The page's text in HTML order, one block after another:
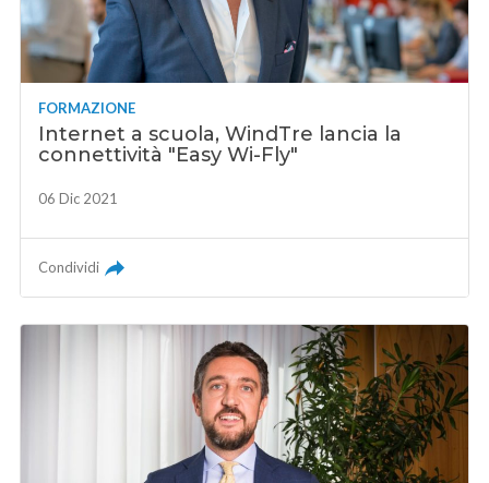
FORMAZIONE
Internet a scuola, WindTre lancia la
connettività "Easy Wi-Fly"
06 Dic 2021
Condividi